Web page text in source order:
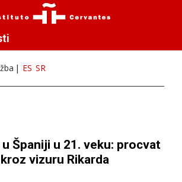
ES SR
Španiji u 21. veku: procvat
vizuru Rikarda